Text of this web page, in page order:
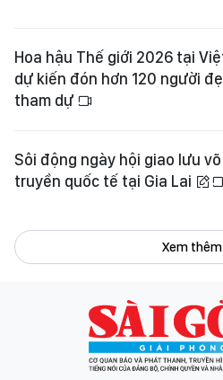
Hoa hậu Thế giới 2026 tại
dự kiến đón hơn 120 người
tham dự
Sôi động ngày hội giao lưu
truyền quốc tế tại Gia Lai
Xem thêm